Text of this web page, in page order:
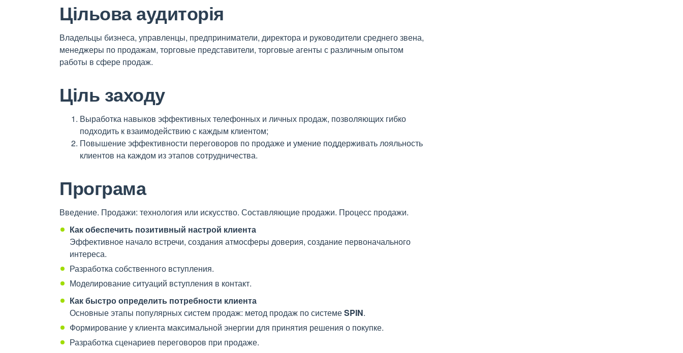
Цільова аудиторія
Владельцы бизнеса, управленцы, предприниматели, директора и руководители среднего звена,
менеджеры по продажам, торговые представители, торговые агенты с различным опытом
работы в сфере продаж.
Ціль заходу
Выработка навыков эффективных телефонных и личных продаж, позволяющих гибко
подходить к взаимодействию с каждым клиентом;
Повышение эффективности переговоров по продаже и умение поддерживать лояльность
клиентов на каждом из этапов сотрудничества.
Програма
Введение. Продажи: технология или искусство. Составляющие продажи. Процесс продажи.
Как обеспечить позитивный настрой клиента
Эффективное начало встречи, создания атмосферы доверия, создание первоначального
интереса.
Разработка собственного вступления.
Моделирование ситуаций вступления в контакт.
Как быстро определить потребности клиента
Основные этапы популярных систем продаж: метод продаж по системеSPIN.
Формирование у клиента максимальной энергии для принятия решения о покупке.
Разработка сценариев переговоров при продаже.